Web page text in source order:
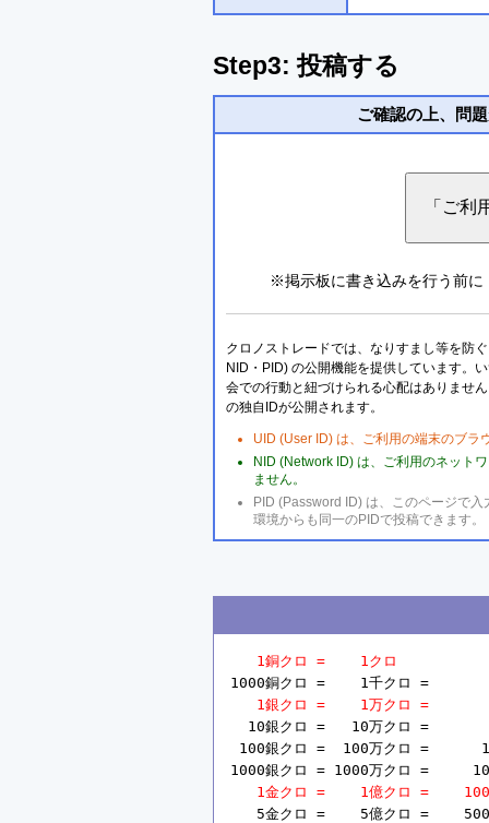
Step3: 投稿する
ご確認の上、問
※掲示板に書き込みを行う前に
クロノストレードでは、なりすまし等を防
NID・PID) の公開機能を提供しています。
会での行動と紐づけられる心配はありませ
の独自IDが公開されます。
UID (User ID) は、ご利用の端末のブ
NID (Network ID) は、ご利用のネット
ません。
PID (Password ID) は、このページで
環境からも同一のPIDで投稿できます。
1銅クロ =    1クロ
1000銅クロ =    1千クロ =
1銀クロ =    1万クロ =
10銀クロ =   10万クロ =
100銀クロ =  100万クロ =
1000銀クロ = 1000万クロ =
1金クロ =    1億クロ =
5金クロ =    5億クロ =